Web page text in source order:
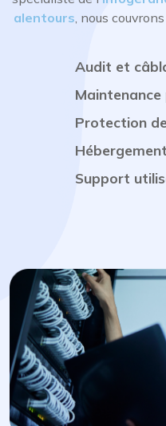
alentours, nous
Audit et
Protection
Support